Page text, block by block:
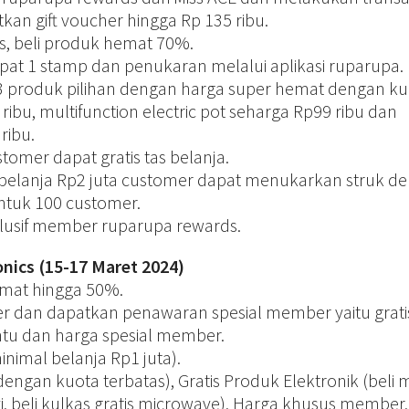
gift voucher hingga Rp 135 ribu.
beli produk hemat 70%.
1 stamp dan penukaran melalui aplikasi ruparupa.
pilihan dengan harga super hemat dengan
multifunction electric pot seharga Rp99 ribu dan
dapat gratis tas belanja.
Rp2 juta customer dapat menukarkan struk
100 customer.
member ruparupa rewards.
(15-17 Maret 2024)
hingga 50%.
dapatkan penawaran spesial member yaitu
dan harga spesial member.
belanja Rp1 juta).
kuota terbatas), Gratis Produk Elektronik (beli
beli kulkas gratis microwave), Harga khusus member,